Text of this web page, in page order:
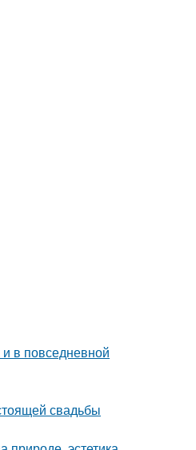
в повседневной
свадьбы